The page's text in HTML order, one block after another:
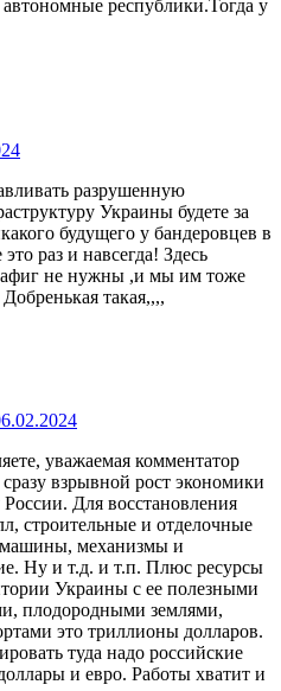
республики.Тогда у
разрушенную
Украины будете за
будущего у бандеровцев в
раз и навсегда! Здесь
не нужны ,и мы им тоже
такая,,,,
уважаемая комментатор
взрывной рост экономики
России. Для восстановления
строительные и отделочные
механизмы и
Ну и т.д. и т.п. Плюс ресурсы
Украины с ее полезными
плодородными землями,
это триллионы долларов.
туда надо российские
и евро. Работы хватит и